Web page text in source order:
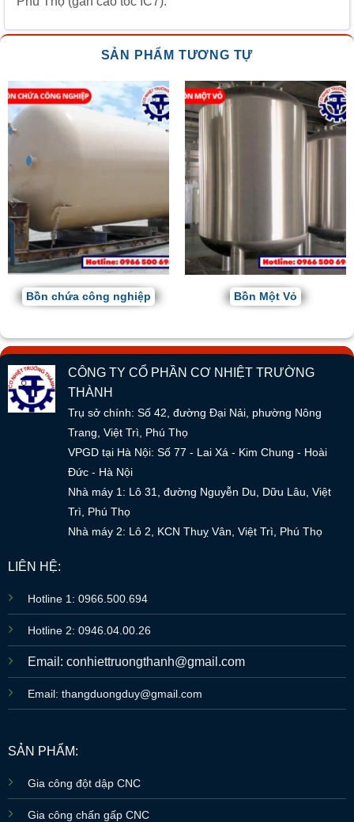
SẢN PHẨM TƯƠNG TỰ
Bồn chứa công nghiệp Bồn Một Vỏ
CÔNG TY CỔ PHẦN CƠ NHIỆT TRƯỜNG
THÀNH
Trụ sở chính: Số 42, đường Đại Nải, phường Nông
Trang, Việt Trì, Phú Thọ
VPGD tại Hà Nội: Số 77 - Lai Xá - Kim Chung - Hoài
Đức - Hà Nội
Nhà máy 1: Lô 31, đường Nguyễn Du, Dữu Lâu, Việt
Trì, Phú Thọ
Nhà máy 2: Lô 2, KCN Thuỵ Vân, Việt Trì, Phú Thọ
LIÊN HỆ:
Hotline 1: 0966.500.694
Hotline 2: 0946.04.00.26
Email: conhiettruongthanh@gmail.com
Email: thangduongduy@gmail.com
SẢN PHẨM:
Gia công đột dập CNC
Gia công chấn gấp CNC